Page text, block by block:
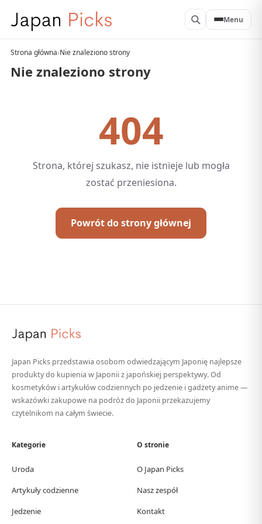
Menu
Strona główna›Nie znaleziono strony
Nie znaleziono strony
404
Strona, której szukasz, nie istnieje lub mogła
zostać przeniesiona.
Powrót do strony głównej
Japan Picks przedstawia osobom odwiedzającym Japonię najlepsze
produkty do kupienia w Japonii z japońskiej perspektywy. Od
kosmetyków i artykułów codziennych po jedzenie i gadżety anime —
wskazówki zakupowe na podróż do Japonii przekazujemy
czytelnikom na całym świecie.
Kategorie
Uroda
Artykuły codzienne
Jedzenie
O stronie
O Japan Picks
Nasz zespół
Kontakt